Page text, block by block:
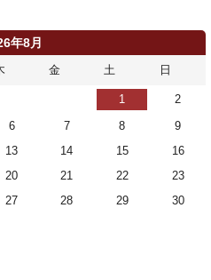
年8月
金 土 日
1
2
6 7 8
9
13 14 15
16
20 21 22
23
27 28 29
30